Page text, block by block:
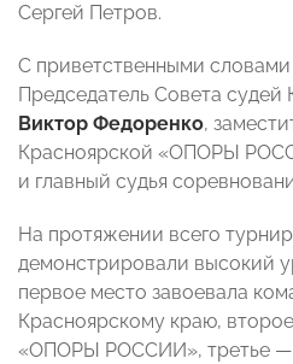
Сергей Петров.
С приветственными
Председатель Совета судей
Виктор Федоренко,
Красноярской «ОПОРЫ
и главный судья
На протяжении всего
демонстрировали высокий
первое место завоевала
Красноярскому краю,
«ОПОРЫ РОССИИ», третье —